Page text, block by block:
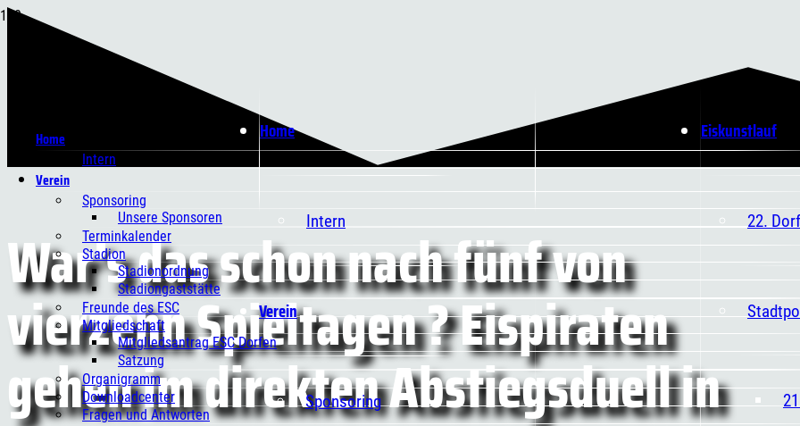
Eiskunstlauf
22.
Home
Intern
Verein
Sponsoring
Home
Intern
Verein
Sponsoring
Unsere Sponsoren
Terminkalender
Stadion
Stadionordnung
Stadiongaststätte
Freunde des ESC
Mitgliedschaft
Mitgliedsantrag ESC Dorfen
Satzung
Organigramm
Downloadcenter
Fragen und Antworten
War’s das schon nach fünf von
vierzehn Spieltagen ? Eispiraten
gehen im direkten Abstiegsduell in